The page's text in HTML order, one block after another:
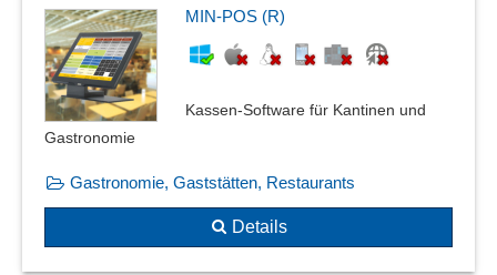
MIN-POS (R)
Kassen-Software für Kantinen und
Gastronomie
Gastronomie, Gaststätten, Restaurants
Details